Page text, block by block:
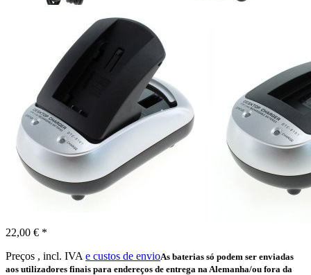
22,00 € *
Preços , incl. IVA e custos de envioAs baterias só podem ser enviadas
aos utilizadores finais para endereços de entrega na Alemanha/ou fora da